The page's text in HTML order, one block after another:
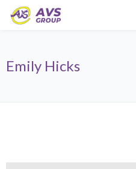
Emily Hicks